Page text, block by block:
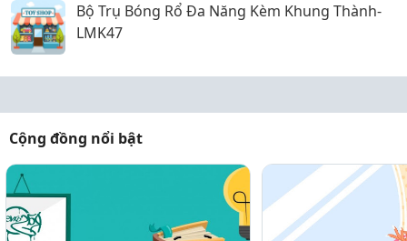
Bộ Trụ Bóng Rổ Đa Năng Kèm Khung Thành-
LMK47
Cộng đồng nổi bật